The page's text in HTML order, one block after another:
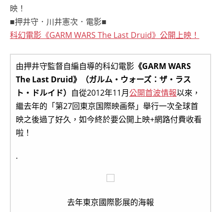
■押井守．川井憲次．電影■
科幻電影《GARM WARS The Last Druid》公開上映！
由押井守監督自編自導的科幻電影 《GARM WARS
The Last Druid》（ガルム・ウォーズ：ザ・ラス
ト・ドルイド） 自從2012年11月公開首波情報以來，
繼去年的「第27回東京国際映画祭」舉行一次全球首
映之後過了好久，如今終於要公開上映+網路付費收看
啦！
.
去年東京國際影展的海報